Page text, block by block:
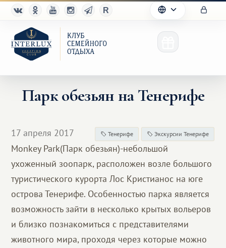
Преимущества
Партнерам
Благотворительность
Парк обезьян на Тенерифе
17 апреля 2017 Тенерифе Экскурсии Тенерифе
Monkey Park(Парк обезьян)-небольшой
ухоженный зоопарк, расположен возле большого
туристического курорта Лос Кристианос на юге
острова Тенерифе. Особенностью парка является
возможность зайти в несколько крытых вольеров
и близко познакомиться с представителями
животного мира, проходя через которые можно